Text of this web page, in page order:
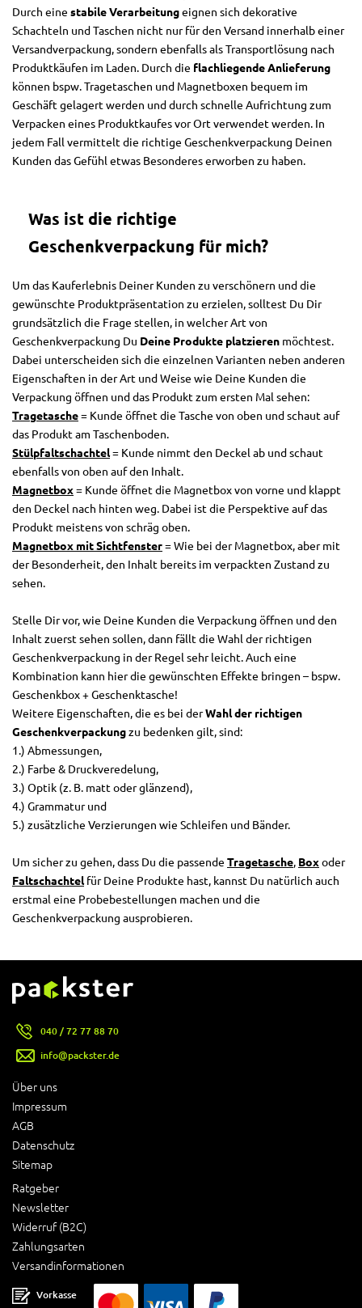
Durch eine stabile Verarbeitungeignen sich dekorative
Schachteln und Taschen nicht nur für den Versand innerhalb einer
Versandverpackung, sondern ebenfalls als Transportlösung nach
Produktkäufen im Laden. Durch die flachliegende Anlieferung
können bspw. Tragetaschen und Magnetboxen bequem im
Geschäft gelagert werden und durch schnelle Aufrichtung zum
Verpacken eines Produktkaufes vor Ort verwendet werden. In
jedem Fall vermittelt die richtige Geschenkverpackung Deinen
Kunden das Gefühl etwas Besonderes erworben zu haben.
Was ist die richtige
Geschenkverpackung für mich?
Um das Kauferlebnis Deiner Kunden zu verschönern und die
gewünschte Produktpräsentation zu erzielen, solltest Du Dir
grundsätzlich die Frage stellen, in welcher Art von
Geschenkverpackung Du Deine Produkte platzieren möchtest.
Dabei unterscheiden sich die einzelnen Varianten neben anderen
Eigenschaften in der Art und Weise wie Deine Kunden die
Verpackung öffnen und das Produkt zum ersten Mal sehen:
Tragetasche= Kunde öffnet die Tasche von oben und schaut auf
das Produkt am Taschenboden.
Stülpfaltschachtel= Kunde nimmt den Deckel ab und schaut
ebenfalls von oben auf den Inhalt.
Magnetbox= Kunde öffnet die Magnetbox von vorne und klappt
den Deckel nach hinten weg. Dabei ist die Perspektive auf das
Produkt meistens von schräg oben.
Magnetbox mit Sichtfenster= Wie bei der Magnetbox, aber mit
der Besonderheit, den Inhalt bereits im verpackten Zustand zu
sehen.
Stelle Dir vor, wie Deine Kunden die Verpackung öffnen und den
Inhalt zuerst sehen sollen, dann fällt die Wahl der richtigen
Geschenkverpackung in der Regel sehr leicht. Auch eine
Kombination kann hier die gewünschten Effekte bringen – bspw.
Geschenkbox + Geschenktasche!
Weitere Eigenschaften, die es bei derWahl der richtigen
Geschenkverpackungzu bedenken gilt, sind:
1.) Abmessungen,
2.) Farbe & Druckveredelung,
3.) Optik (z. B. matt oder glänzend),
4.) Grammatur und
5.) zusätzliche Verzierungen wie Schleifen und Bänder.
Um sicher zu gehen, dass Du die passende Tragetasche, Boxoder
Faltschachtelfür Deine Produkte hast, kannst Du natürlich auch
erstmal eine Probebestellungen machen und die
Geschenkverpackung ausprobieren.
Über uns
Impressum
AGB
Datenschutz
Sitemap
Ratgeber
Newsletter
Widerruf (B2C)
Zahlungsarten
Versandinformationen
040 / 72 77 88 70
info@packster.de
Vorkasse